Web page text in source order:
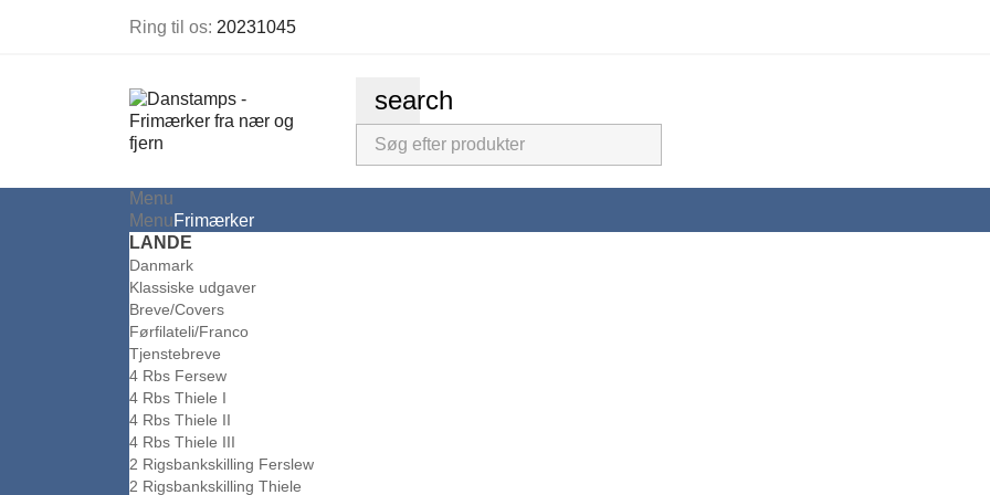
Ring til os: 20231045
search
Menu
MenuFrimærker
LANDE
Danmark
Klassiske udgaver
Breve/Covers
Førfilateli/Franco
Tjenstebreve
4 Rbs Fersew
4 Rbs Thiele I
4 Rbs Thiele II
4 Rbs Thiele III
2 Rigsbankskilling Ferslew
2 Rigsbankskilling Thiele